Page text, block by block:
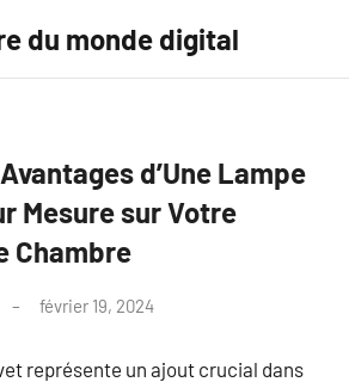
du monde digital
d’Une Lampe
Mesure sur Votre
Chambre
février 19, 2024
représente un ajout crucial dans